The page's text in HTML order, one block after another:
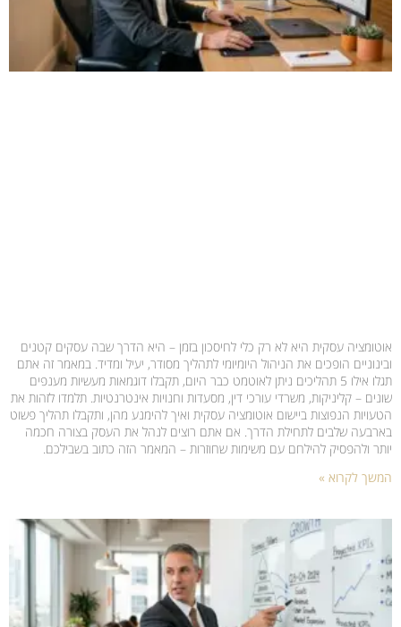
אוטומציה עסקית היא לא רק כלי לחיסכון בזמן – היא הדרך שבה עסקים קטנים
ובינוניים הופכים את הניהול היומיומי לתהליך מסודר, יעיל ומדיד. במאמר זה אתם
תגלו אילו 5 תהליכים ניתן לאוטמט כבר היום, תקבלו דוגמאות מעשיות מענפים
שונים – קליניקות, משרדי עורכי דין, מסעדות וחנויות אינטרנטיות. תלמדו לזהות את
הטעויות הנפוצות ביישום אוטומציה עסקית ואיך להימנע מהן, ותקבלו תהליך פשוט
בארבעה שלבים לתחילת הדרך. אם אתם רוצים לנהל את העסק בצורה חכמה
יותר ולהפסיק להילחם עם משימות שחוזרות – המאמר הזה כתוב בשבילכם.
המשך לקרוא »